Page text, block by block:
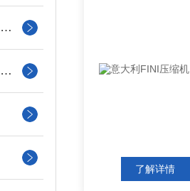
联轴器、耦合器、离合器
变送器、传感器、继电器
了解详情